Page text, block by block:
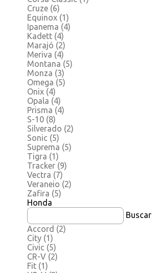
Cruze (6)
Equinox (1)
Ipanema (4)
Kadett (4)
Marajó (2)
Meriva (4)
Montana (5)
Monza (3)
Omega (5)
Onix (4)
Opala (4)
Prisma (4)
S-10 (8)
Silverado (2)
Sonic (5)
Suprema (5)
Tigra (1)
Tracker (9)
Vectra (7)
Veraneio (2)
Zafira (5)
Honda
Buscar
Accord (2)
City (1)
Civic (5)
CR-V (2)
Fit (1)